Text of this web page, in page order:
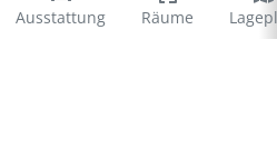
Ausstattung Räume